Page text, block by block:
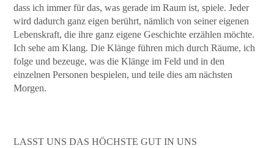
dass ich immer für das, was gerade im Raum ist, spiele. Jeder
wird dadurch ganz eigen berührt, nämlich von seiner eigenen
Lebenskraft, die ihre ganz eigene Geschichte erzählen möchte.
Ich sehe am Klang. Die Klänge führen mich durch Räume, ich
folge und bezeuge, was die Klänge im Feld und in den
einzelnen Personen bespielen, und teile dies am nächsten
Morgen.
LASST UNS DAS HÖCHSTE GUT IN UNS